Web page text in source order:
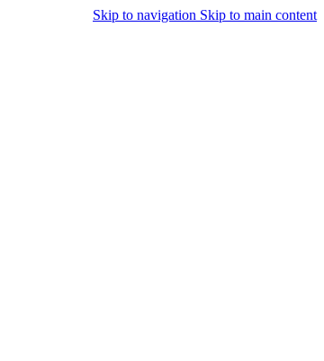
Skip to navigation Skip to main content